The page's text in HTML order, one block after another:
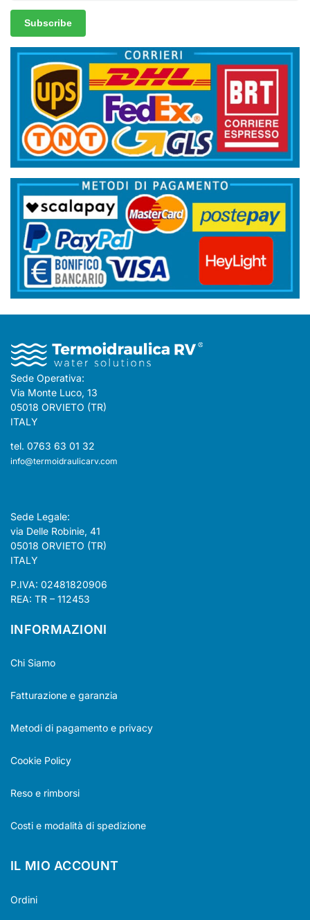
Sede Operativa:
Via Monte Luco, 13
05018 ORVIETO (TR)
ITALY
tel. 0763 63 01 32
info@termoidraulicarv.com
Sede Legale:
via Delle Robinie, 41
05018 ORVIETO (TR)
ITALY
P.IVA: 02481820906
REA: TR – 112453
INFORMAZIONI
Chi Siamo
Fatturazione e garanzia
Metodi di pagamento e privacy
Cookie Policy
Reso e rimborsi
Costi e modalità di spedizione
IL MIO ACCOUNT
Ordini